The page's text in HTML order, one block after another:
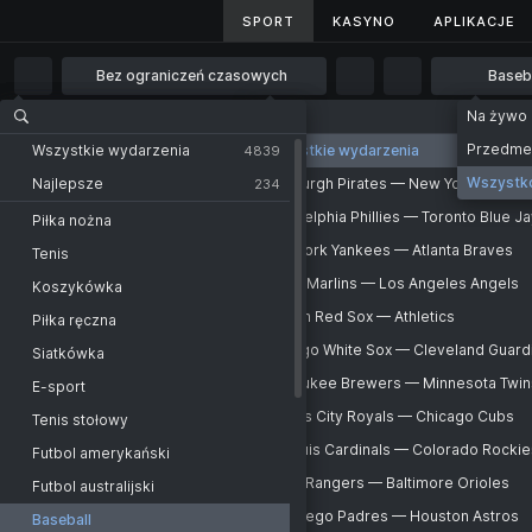
SPORT KASYNO APLIKACJE
SPORT KASYNO APLIKACJE
Bez ograniczeń czasowych
Baseball USA
MLB
-
-
-
-
-
-
-
Chicago Cubs
St. Louis Cardinals
-
1 godz.
2 godz.
4 godz.
6 godz.
12 godz.
1 dzień
2 dni
Wszystkie wydarzenia 111
KRAJE
Chińskie Tajpej
Chinese Taipei. CPBL
Czechy
Japonia
Japan. NPB
Japan. NPB
Winner
Japan. NPB. Reserve league
Korea Południowa
Wszystkie wydarzenia
Pittsburgh Pirates — New York Mets
Philadelphia Phillies — Toronto Blue
New York Yankees — Atlanta Braves
Miami Marlins — Los Angeles Angels
Boston Red Sox — Athletics
Chicago White Sox — Cleveland
Milwaukee Brewers — Minnesota
Kansas City Royals — Chicago Cubs
St. Louis Cardinals — Colorado
Texas Rangers — Baltimore Orioles
San Diego Padres — Houston Astros
Na żywo
Wszystkie wydarzenia 4839
Najlepsze 234
Piłka nożna
Tenis
Koszykówka
Piłka ręczna
Siatkówka
E-sport
Tenis stołowy
Futbol amerykański
Futbol australijski
Baseball